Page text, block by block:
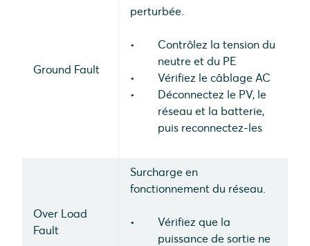
Ground Fault
perturbée.
Contrôlez la tension du
neutre et du PE
Vérifiez le câblage AC
Déconnectez le PV, le
réseau et la batterie,
puis reconnectez-les
Over Load
Fault
Surcharge en
fonctionnement du réseau.
Vérifiez que la
puissance de sortie ne